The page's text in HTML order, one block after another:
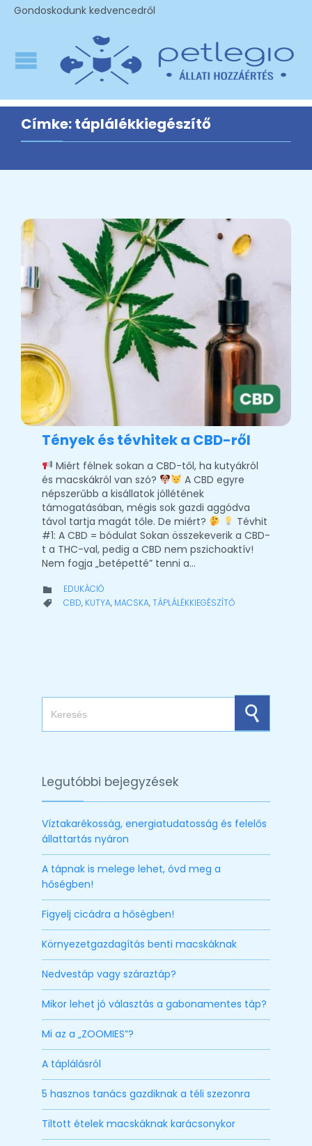
Gondoskodunk kedvencedről
Címke:táplálékkiegészítő
Tények és tévhitek a CBD-ről
Miért félnek sokan a CBD-től, ha kutyákról
és macskákról van szó?
A CBD egyre
népszerűbb a kisállatok jóllétének
támogatásában, mégis sok gazdi aggódva
távol tartja magát tőle. De miért?
Tévhit
#1: A CBD = bódulat Sokan összekeverik a CBD-
t a THC-val, pedig a CBD nem pszichoaktív!
Nem fogja „betépetté” tenni a…
 CATEGORY
EDUKÁCIÓ
 CATEGORY
CBD, KUTYA, MACSKA,TÁPLÁLÉKKIEGÉSZÍTŐ
Legutóbbi bejegyzések
Víztakarékosság, energiatudatosság és felelős
állattartás nyáron
A tápnak is melege lehet, óvd meg a
hőségben!
Figyelj cicádra a hőségben!
Környezetgazdagítás benti macskáknak
Nedvestáp vagy száraztáp?
Mikor lehet jó választás a gabonamentes táp?
Mi az a „ZOOMIES”?
A táplálásról
5 hasznos tanács gazdiknak a téli szezonra
Tiltott ételek macskáknak karácsonykor